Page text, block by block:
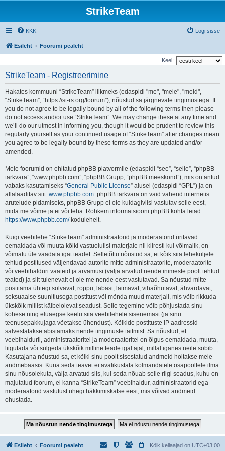
StrikeTeam
KKK Logi sisse
Esileht Foorumi pealeht
Keel:
StrikeTeam - Registreerimine
Hakates kommuuni “StrikeTeam” liikmeks (edaspidi "me", "meie", "meid",
“StrikeTeam”, “https://st-rs.org/foorum”), nõustud sa järgnevate tingimustega. If
you do not agree to be legally bound by all of the following terms then please
do not access and/or use “StrikeTeam”. We may change these at any time and
we’ll do our utmost in informing you, though it would be prudent to review this
regularly yourself as your continued usage of “StrikeTeam” after changes mean
you agree to be legally bound by these terms as they are updated and/or
amended.
Meie foorumid on ehitatud phpBB platvormile (edaspidi “see”, “selle”, “phpBB
tarkvara”, “www.phpbb.com”, “phpBB Grupp, “phpBB meeskond”), mis on antud
vabaks kasutamiseks “General Public License” alusel (edaspidi “GPL”) ja on
allalaaditav siit: www.phpbb.com. phpBB tarkvara on vaid vahend internetis
arutelude pidamiseks, phpBB Grupp ei ole kuidagiviisi vastutav selle eest,
mida me võime ja ei või teha. Rohkem informatsiooni phpBB kohta leiad
https://www.phpbb.com/kodulehelt.
Kuigi veebilehe “StrikeTeam” administraatorid ja moderaatorid üritavad
eemaldada või muuta kõiki vastuolulisi materjale nii kiiresti kui võimalik, on
võimatu üle vaadata igat teadet. Selletõttu nõustud sa, et kõik siia leheküljele
tehtud postitused väljendavad autorite mitte administraatorite, moderaatorite
või veebihalduri vaateid ja arvamusi (välja arvatud nende inimeste poolt tehtud
teated) ja siit tulenevalt ei ole me nende eest vastutavad. Sa nõustud mitte
postitama ühtegi solvavat, roppu, labast, laimavat, vihaõhutavat, ähvardavat,
seksuaalse suunitlusega postitust või mõnda muud materjali, mis võib rikkuda
ükskõik millist käibelolevat seadust. Selle tegemine võib põhjustada sinu
kohese ning eluaegse keelu siia veebilehele sisenemast (ja sinu
teenusepakkujaga võetakse ühendust). Kõikide postituste IP aadressid
salvestatakse abistamaks nende tingimuste täitmist. Sa nõustud, et
veebihalduril, administraatoritel ja moderaatoritel on õigus eemaldada, muuta,
liigutada või sulgeda ükskõik milline teade igal ajal, millal iganes neile sobib.
Kasutajana nõustud sa, et kõiki sinu poolt sisestatud andmeid hoitakse meie
andmebaasis. Kuna seda teavet ei avalikustata kolmandatele osapooltele ilma
sinu nõusolekuta, välja arvatud siis, kui seda nõuab selle riigi seadus, kuhu on
majutatud foorum, ei kanna “StrikeTeam” veebihaldur, administraatorid ega
moderaatorid vastutust ühegi häkkimiskatse eest, mis võivad andmeid
ohustada.
Esileht Foorumi pealeht Kõik kellaajad on UTC+03:00